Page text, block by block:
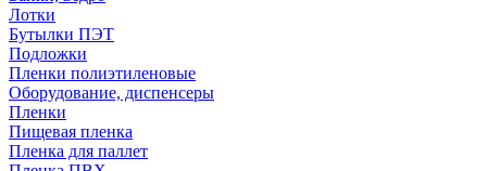
Лотки
Бутылки ПЭТ
Подложки
Пленки полиэтиленовые
Оборудование, диспенсеры
Пленки
Пищевая пленка
Пленка для паллет